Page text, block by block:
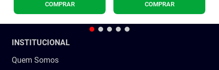
COMPRAR COMPRAR
INSTITUCIONAL
Quem Somos